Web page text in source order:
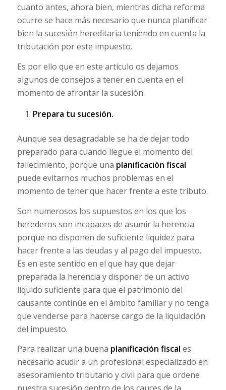
cuanto antes, ahora bien, mientras dicha reforma
ocurre se hace más necesario que nunca planificar
bien la sucesión hereditaria teniendo en cuenta la
tributación por este impuesto.
Es por ello que en este artículo os dejamos
algunos de consejos a tener en cuenta en el
momento de afrontar la sucesión:
Prepara tu sucesión.
Aunque sea desagradable se ha de dejar todo
preparado para cuando llegue el momento del
fallecimiento, porque una planificación fiscal
puede evitarnos muchos problemas en el
momento de tener que hacer frente a este tributo.
Son numerosos los supuestos en los que los
herederos son incapaces de asumir la herencia
porque no disponen de suficiente liquidez para
hacer frente a las deudas y al pago del impuesto.
Es en este sentido en el que hay que dejar
preparada la herencia y disponer de un activo
líquido suficiente para que el patrimonio del
causante continúe en el ámbito familiar y no tenga
que venderse para hacerse cargo de la liquidación
del impuesto.
Para realizar una buena planificación fiscal es
necesario acudir a un profesional especializado en
asesoramiento tributario y civil para que ordene